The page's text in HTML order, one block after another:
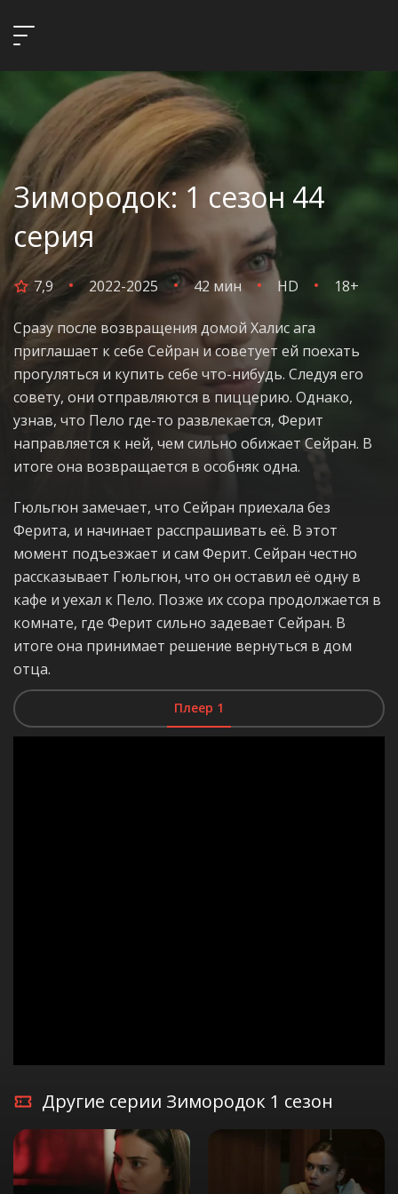
Зимородок: 1 сезон 44
серия
7,9 2022-2025 42 мин HD 18+
Сразу после возвращения домой Халис ага
приглашает к себе Сейран и советует ей поехать
прогуляться и купить себе что-нибудь. Следуя его
совету, они отправляются в пиццерию. Однако,
узнав, что Пело где-то развлекается, Ферит
направляется к ней, чем сильно обижает Сейран. В
итоге она возвращается в особняк одна.
Гюльгюн замечает, что Сейран приехала без
Ферита, и начинает расспрашивать её. В этот
момент подъезжает и сам Ферит. Сейран честно
рассказывает Гюльгюн, что он оставил её одну в
кафе и уехал к Пело. Позже их ссора продолжается в
комнате, где Ферит сильно задевает Сейран. В
итоге она принимает решение вернуться в дом
отца.
Плеер 1
Другие серии Зимородок 1 сезон